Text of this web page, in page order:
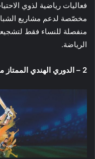
فعاليات رياضية لذوي
مخصّصة لدعم مشاريع
منفصلة للنساء فقط
الرياضة.
2 – الدوري الهندي الممتاز مباشرةً من كريكيت فان بارك